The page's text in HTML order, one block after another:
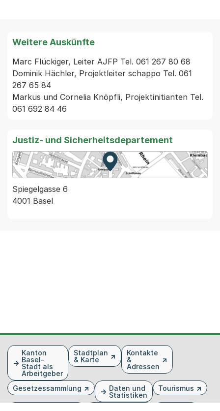
Weitere Auskünfte
Marc Flückiger, Leiter AJFP Tel. 061 267 80 68
Dominik Hächler, Projektleiter schappo Tel. 061
267 65 84
Markus und Cornelia Knöpfli, Projektinitianten Tel.
061 692 84 46
Justiz- und Sicherheitsdepartement
Zur Karte von MapBS.
Externer Link, wird in einem
Spiegelgasse 6
4001 Basel
FusszeileKanton
Basel-
Stadt als
Arbeitgeber
Stadtplan
& Karte
Kontakte
&
Adressen
Gesetzessammlung
Daten und
Statistiken
Tourismus